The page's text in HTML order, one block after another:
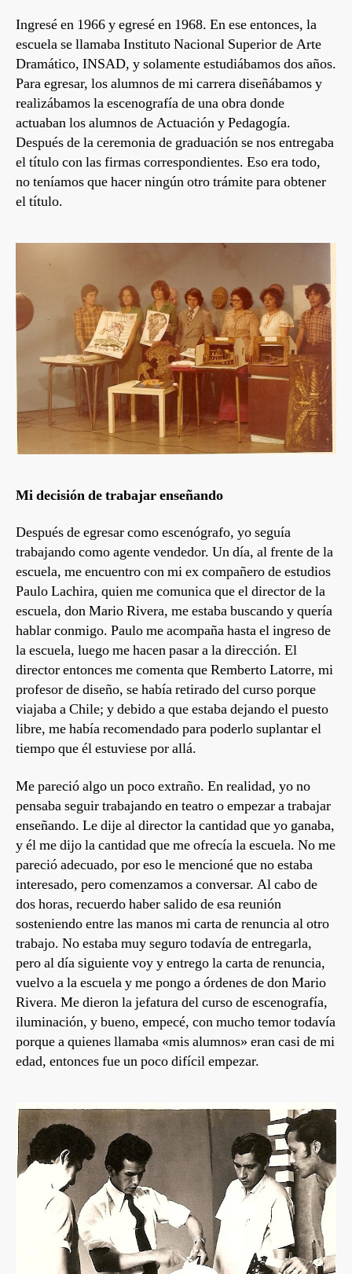
Ingresé en 1966 y egresé en 1968. En ese entonces, la
escuela se llamaba Instituto Nacional Superior de Arte
Dramático, INSAD, y solamente estudiábamos dos años.
Para egresar, los alumnos de mi carrera diseñábamos y
realizábamos la escenografía de una obra donde
actuaban los alumnos de Actuación y Pedagogía.
Después de la ceremonia de graduación se nos entregaba
el título con las firmas correspondientes. Eso era todo,
no teníamos que hacer ningún otro trámite para obtener
el título.
Mi decisión de trabajar enseñando
Después de egresar como escenógrafo, yo seguía
trabajando como agente vendedor. Un día, al frente de la
escuela, me encuentro con mi ex compañero de estudios
Paulo Lachira, quien me comunica que el director de la
escuela, don Mario Rivera, me estaba buscando y quería
hablar conmigo. Paulo me acompaña hasta el ingreso de
la escuela, luego me hacen pasar a la dirección. El
director entonces me comenta que Remberto Latorre, mi
profesor de diseño, se había retirado del curso porque
viajaba a Chile; y debido a que estaba dejando el puesto
libre, me había recomendado para poderlo suplantar el
tiempo que él estuviese por allá.
Me pareció algo un poco extraño. En realidad, yo no
pensaba seguir trabajando en teatro o empezar a trabajar
enseñando. Le dije al director la cantidad que yo ganaba,
y él me dijo la cantidad que me ofrecía la escuela. No me
pareció adecuado, por eso le mencioné que no estaba
interesado, pero comenzamos a conversar. Al cabo de
dos horas, recuerdo haber salido de esa reunión
sosteniendo entre las manos mi carta de renuncia al otro
trabajo. No estaba muy seguro todavía de entregarla,
pero al día siguiente voy y entrego la carta de renuncia,
vuelvo a la escuela y me pongo a órdenes de don Mario
Rivera. Me dieron la jefatura del curso de escenografía,
iluminación, y bueno, empecé, con mucho temor todavía
porque a quienes llamaba «mis alumnos» eran casi de mi
edad, entonces fue un poco difícil empezar.